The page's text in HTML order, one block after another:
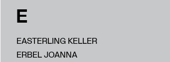
E
EASTERLING KELLER
ERBEL JOANNA